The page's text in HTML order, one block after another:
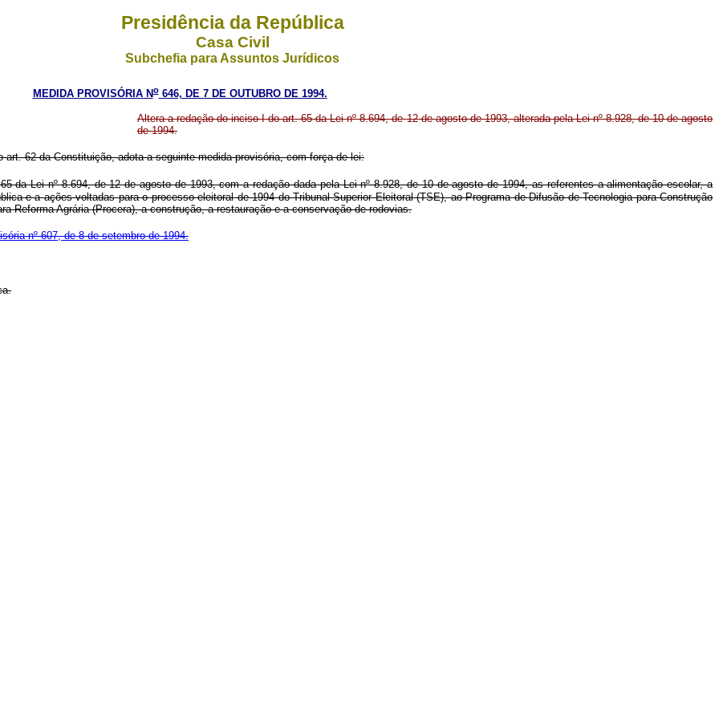
Presidência da República
Casa Civil
Subchefia para Assuntos Jurídicos
MEDIDA PROVISÓRIA No646, DE 7 DE OUTUBRO DE 1994.
Altera a redação do inciso I do art. 65 da Lei nº 8.694, de 12 de agosto de 1993, alterada pela Lei nº 8.928, de 10 de agosto
de 1994.
art. 62 da Constituição, adota a seguinte medida provisória, com força de lei:
da Lei nº 8.694, de 12 de agosto de 1993, com a redação dada pela Lei nº 8.928, de 10 de agosto de 1994, as referentes a alimentação escolar, a
e a ações voltadas para o processo eleitoral de 1994 do Tribunal Superior Eleitoral (TSE), ao Programa de Difusão de Tecnologia para Construção
Reforma Agrária (Procera), a construção, a restauração e a conservação de rodovias.
nº 607, de 8 de setembro de 1994.